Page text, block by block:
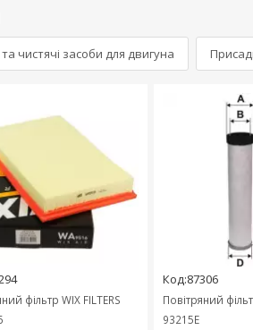
чистячі засоби для двигуна
фільтр WIX FILTERS
Код:87306
Повітряний
93215E